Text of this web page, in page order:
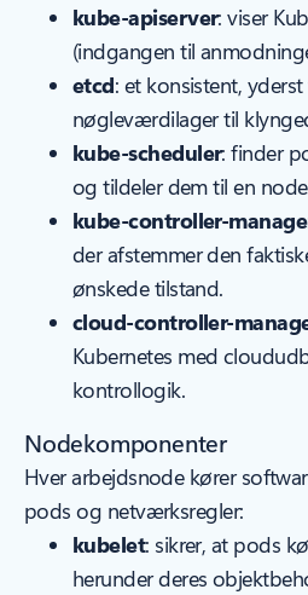
kube-apiserver: viser
(indgangen til
etcd: et konsistent,
nøgleværdilager til
kube-scheduler: finder
og tildeler dem til en
kube-controller-
der afstemmer den
ønskede tilstand.
cloud-controller-
Kubernetes med
kontrollogik.
Nodekomponenter
Hver arbejdsnode kører
pods og netværksregler:
kubelet: sikrer, at pods
herunder deres